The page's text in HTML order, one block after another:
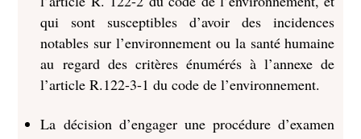
qui sont susceptibles d’avoir des incidences
notables sur l’environnement ou la santé humaine
au regard des critères énumérés à l’annexe de
l’article R.122-3-1 du code de l’environnement.
La décision d’engager une procédure d’examen